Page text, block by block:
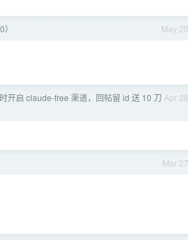
May 20
Apr 28
开启 claude-free 渠道，回帖留 id 送 10 刀
Mar 27